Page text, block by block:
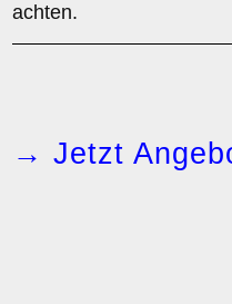
achten.
→ Jetzt